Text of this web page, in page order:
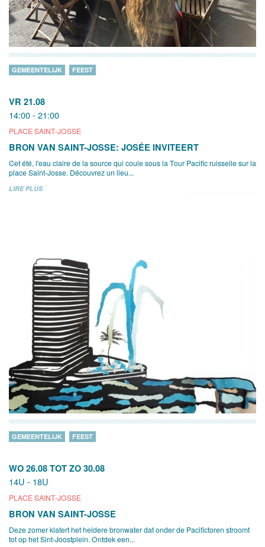
VR 21.08
14:00 - 21:00
PLACE SAINT-JOSSE
GEMEENTELIJK FEEST
BRON VAN SAINT-JOSSE: JOSÉE INVITEERT
Cet été, l'eau claire de la source qui coule sous la Tour Pacific ruisselle sur la
place Saint-Josse. Découvrez un lieu...
LIRE PLUS
WO 26.08 TOT ZO 30.08
14U - 18U
PLACE SAINT-JOSSE
GEMEENTELIJK FEEST
BRON VAN SAINT-JOSSE
Deze zomer klatert het heldere bronwater dat onder de Pacifictoren stroomt
tot op het Sint-Joostplein. Ontdek een...